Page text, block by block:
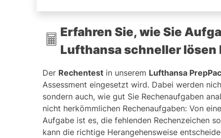
Erfahren Sie, wie Sie
Lufthansa schneller lösen
Der Rechentest in unserem Lufthansa
Assessment eingesetzt wird. Dabei werden
sondern auch, wie gut Sie Rechenaufgaben
nicht herkömmlichen Rechenaufgaben: Von
Aufgabe ist es, die fehlenden Rechenzeichen
kann die richtige Herangehensweise